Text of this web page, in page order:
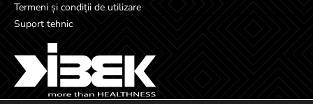
Termeni și condiții de utilizare
Suport tehnic